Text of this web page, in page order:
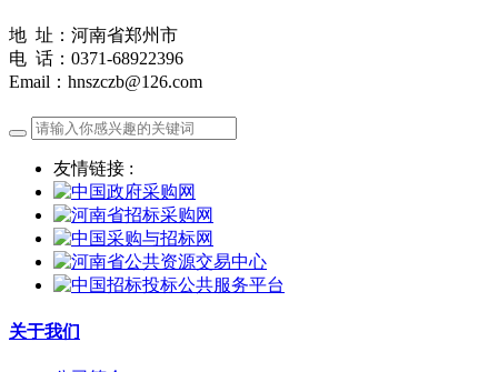
地 址：河南省郑州市
电 话：0371-68922396
Email：hnszczb@126.com
友情链接 :
关于我们